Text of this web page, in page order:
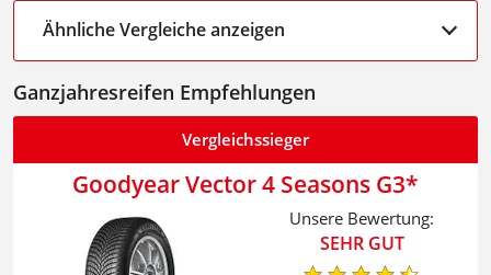
Ähnliche Vergleiche anzeigen
Ganzjahresreifen Empfehlungen
Vergleichssieger
Goodyear Vector 4 Seasons G3
Unsere Bewertung:
SEHR GUT